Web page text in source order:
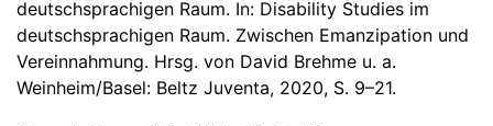
deutschsprachigen Raum. In: Disability Studies im
deutschsprachigen Raum. Zwischen Emanzipation und
Vereinnahmung. Hrsg. von David Brehme u. a.
Weinheim/Basel: Beltz Juventa, 2020, S. 9–21.